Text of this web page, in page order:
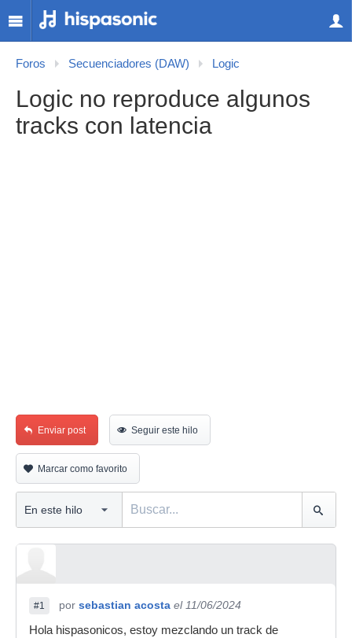
Foros Secuenciadores (DAW) Logic
Logic no reproduce algunos
tracks con latencia
Enviar post Seguir este hilo
Marcar como favorito
#1 por sebastian acosta el 11/06/2024
Hola hispasonicos, estoy mezclando un track de